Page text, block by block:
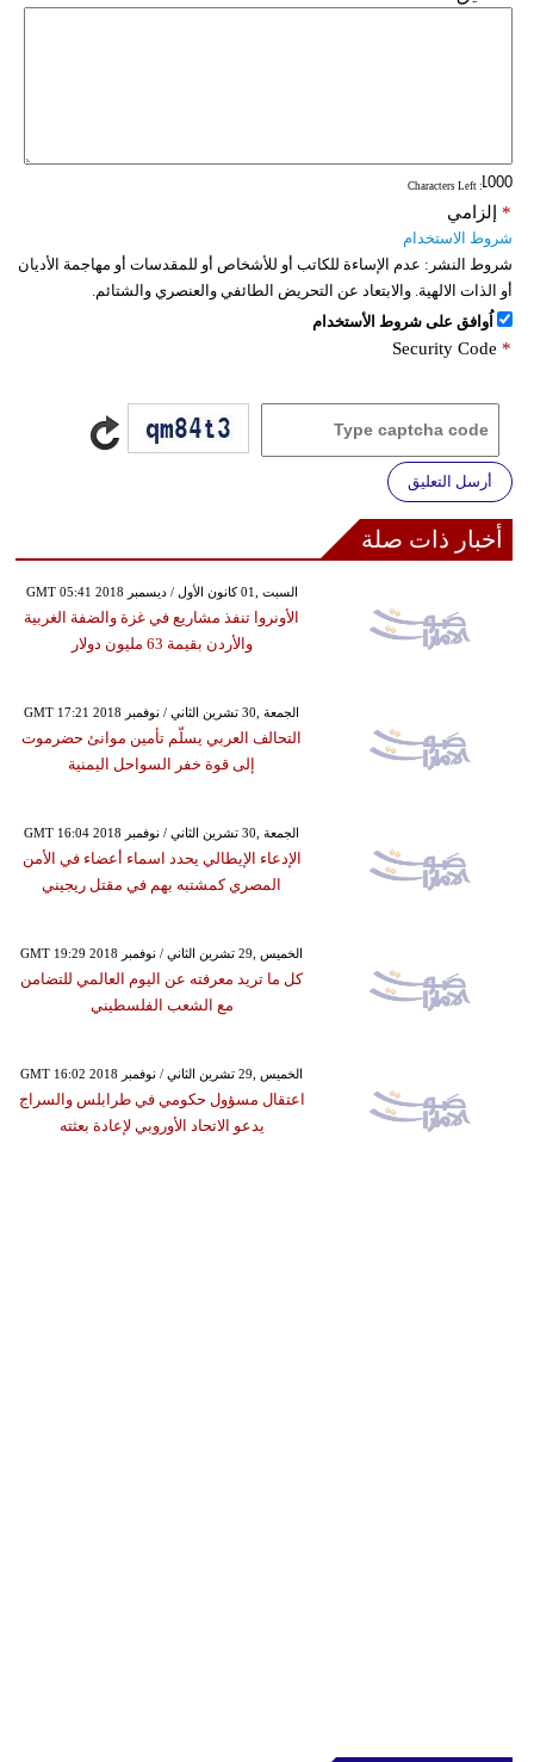
: Characters Left
إلزامي *
شروط الاستخدام
شروط النشر: عدم الإساءة للكاتب أو للأشخاص أو للمقدسات أو مهاجمة الأديان
أو الذات الالهية. والابتعاد عن التحريض الطائفي والعنصري والشتائم.
اُوافق على شروط الأستخدام
Security Code *
أرسل التعليق
أخبار ذات صلة
GMT 05:41 2018 السبت ,01 كانون الأول / ديسمبر
الأونروا تنفذ مشاريع في غزة والضفة الغربية
والأردن بقيمة 63 مليون دولار
GMT 17:21 2018 الجمعة ,30 تشرين الثاني / نوفمبر
التحالف العربي يسلّم تأمين موانئ حضرموت
إلى قوة خفر السواحل اليمنية
GMT 16:04 2018 الجمعة ,30 تشرين الثاني / نوفمبر
الإدعاء الإيطالي يحدد اسماء أعضاء في الأمن
المصري كمشتبه بهم في مقتل ريجيني
GMT 19:29 2018 الخميس ,29 تشرين الثاني / نوفمبر
كل ما تريد معرفته عن اليوم العالمي للتضامن
مع الشعب الفلسطيني
GMT 16:02 2018 الخميس ,29 تشرين الثاني / نوفمبر
اعتقال مسؤول حكومي في طرابلس والسراج
يدعو الاتحاد الأوروبي لإعادة بعثته